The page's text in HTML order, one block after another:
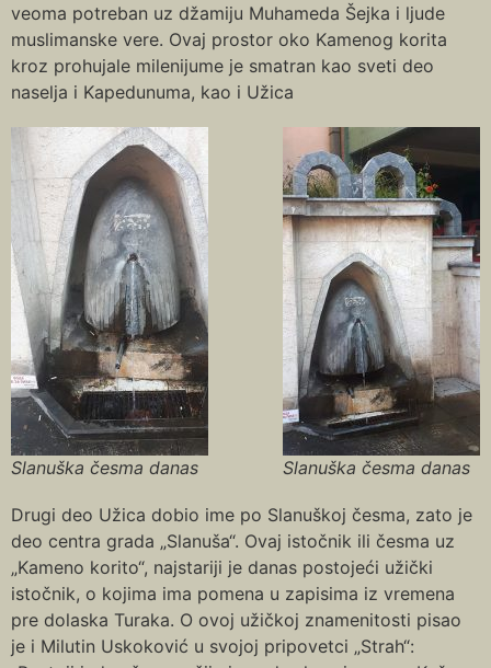
veoma potreban uz džamiju Muhameda Šejka i ljude
muslimanske vere. Ovaj prostor oko Kamenog korita
kroz prohujale milenijume je smatran kao sveti deo
naselja i Kapedunuma, kao i Užica
Slanuška česma danas Slanuška česma danas
Drugi deo Užica dobio ime po Slanuškoj česma, zato je
deo centra grada „Slanuša“. Ovaj istočnik ili česma uz
„Kameno korito“, najstariji je danas postojeći užički
istočnik, o kojima ima pomena u zapisima iz vremena
pre dolaska Turaka. O ovoj užičkoj znamenitosti pisao
je i Milutin Uskoković u svojoj pripovetci „Strah“: